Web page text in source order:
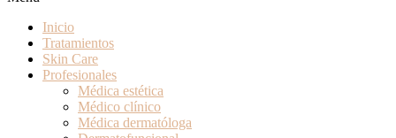
Inicio
Tratamientos
Skin Care
Profesionales
Médica estética
Médico clínico
Médica dermatóloga